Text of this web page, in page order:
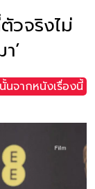
วจริงไม่
’
นจากหนังเรื่องนี้